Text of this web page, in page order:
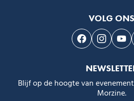
VOLG ONS
Volg ons op
Volg
Blijf op de hoogte van
Morzine.